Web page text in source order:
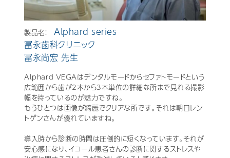
製品名：Alphard series
冨永歯科クリニック
冨永尚宏 先生
Alphard VEGAはデンタルモードからセファトモードという
広範囲から歯が2本から3本単位の詳細な所まで見れる撮影
幅を持っているのが魅力ですね。
もうひとつは画像が綺麗でクリアな所です。それは朝日レン
トゲンさんが優れていますね。
導入時から診断の時間は圧倒的に短くなっています。それが
安心感になり、イコール患者さんの診断に関するストレスや